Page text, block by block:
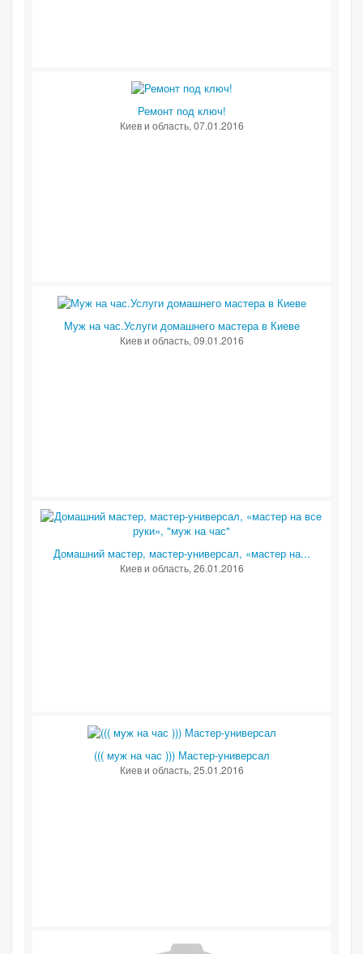
Ремонт под ключ!
Киев и область, 07.01.2016
Муж на час.Услуги домашнего мастера в Киеве
Киев и область, 09.01.2016
Домашний мастер, мастер-универсал, «мастер на...
Киев и область, 26.01.2016
((( муж на час ))) Мастер-универсал
Киев и область, 25.01.2016